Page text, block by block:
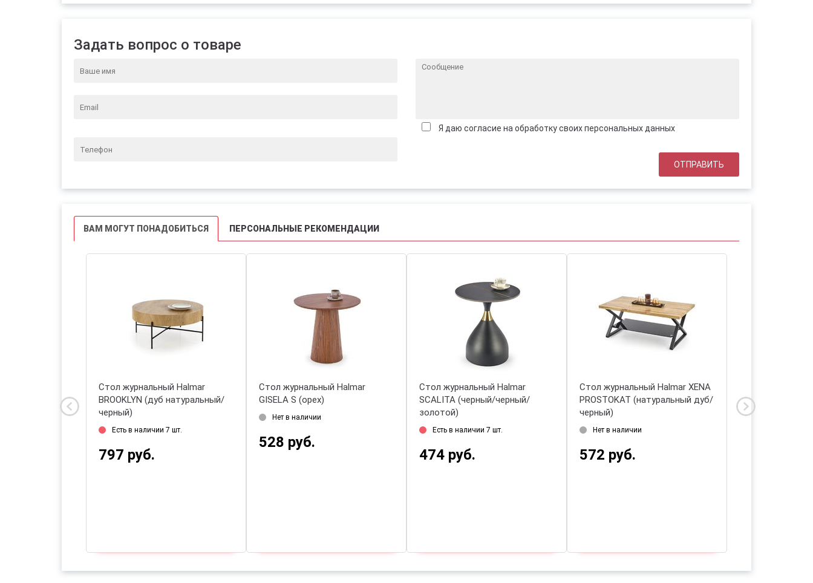
Задать вопрос о товаре
Я даю согласие на обработку своих персональных данных
ВАМ МОГУТ ПОНАДОБИТЬСЯ ПЕРСОНАЛЬНЫЕ РЕКОМЕНДАЦИИ
Стол журнальный Halmar
BROOKLYN (дуб натуральный/
черный)
Есть в наличии 7 шт.
797 руб.
Стол журнальный Halmar
GISELA S (орех)
Нет в наличии
528 руб.
Стол журнальный Halmar
SCALITA (черный/черный/
золотой)
Есть в наличии 7 шт.
474 руб.
Стол журнальный Halmar XENA
PROSTOKAT (натуральный дуб/
черный)
Нет в наличии
572 руб.
PERILA (орех)